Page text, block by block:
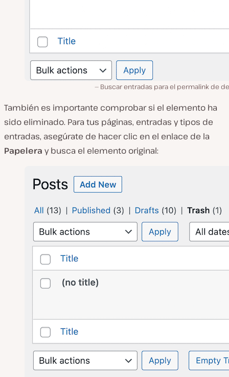
Buscar entradas para el permalink de
También es importante comprobar si el elemento ha
sido eliminado. Para tus páginas, entradas y tipos de
entradas, asegúrate de hacer clic en el enlace de la
Papelera y busca el elemento original: